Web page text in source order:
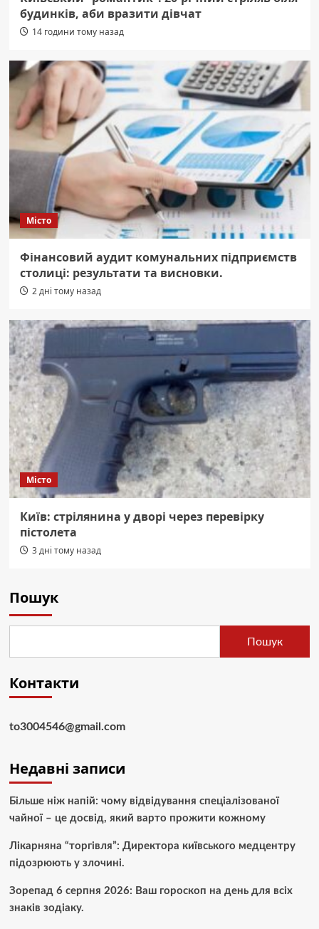
будинків, аби вразити дівчат
14 години тому назад
Місто
Фінансовий аудит комунальних підприємств
столиці: результати та висновки.
2 дні тому назад
Місто
Київ: стрілянина у дворі через перевірку
пістолета
3 дні тому назад
Пошук
Пошук
Контакти
to3004546@gmail.com
Недавні записи
Більше ніж напій: чому відвідування спеціалізованої
чайної – це досвід, який варто прожити кожному
Лікарняна “торгівля”: Директора київського медцентру
підозрюють у злочині.
Зорепад 6 серпня 2026: Ваш гороскоп на день для всіх
знаків зодіаку.